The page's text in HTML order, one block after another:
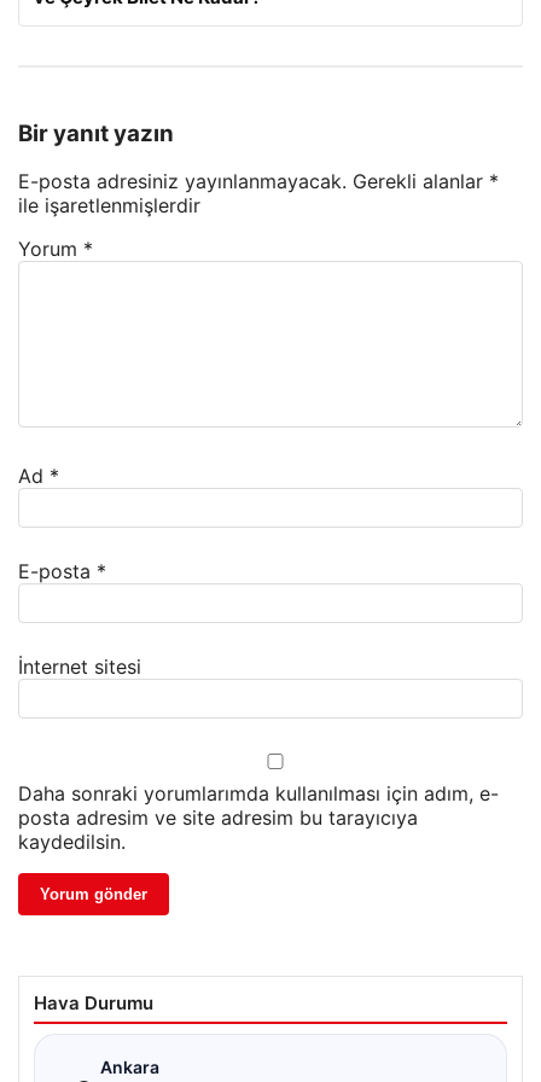
Bir yanıt yazın
E-posta adresiniz yayınlanmayacak. Gerekli alanlar *
ile işaretlenmişlerdir
Yorum *
Ad *
E-posta *
İnternet sitesi
Daha sonraki yorumlarımda kullanılması için adım, e-
posta adresim ve site adresim bu tarayıcıya
kaydedilsin.
Hava Durumu
Ankara